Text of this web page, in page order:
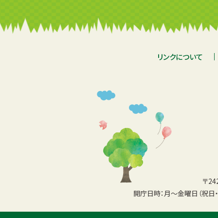
リンクについて
〒
開庁日時：月〜金曜日（祝日